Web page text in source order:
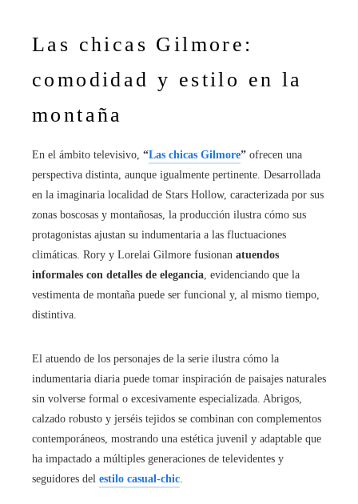
Las chicas Gilmore:
comodidad y estilo en la
montaña
En el ámbito televisivo, “Las chicas Gilmore” ofrecen una
perspectiva distinta, aunque igualmente pertinente. Desarrollada
en la imaginaria localidad de Stars Hollow, caracterizada por sus
zonas boscosas y montañosas, la producción ilustra cómo sus
protagonistas ajustan su indumentaria a las fluctuaciones
climáticas. Rory y Lorelai Gilmore fusionan atuendos
informales con detalles de elegancia , evidenciando que la
vestimenta de montaña puede ser funcional y, al mismo tiempo,
distintiva.
El atuendo de los personajes de la serie ilustra cómo la
indumentaria diaria puede tomar inspiración de paisajes naturales
sin volverse formal o excesivamente especializada. Abrigos,
calzado robusto y jerséis tejidos se combinan con complementos
contemporáneos, mostrando una estética juvenil y adaptable que
ha impactado a múltiples generaciones de televidentes y
seguidores del estilo casual-chic